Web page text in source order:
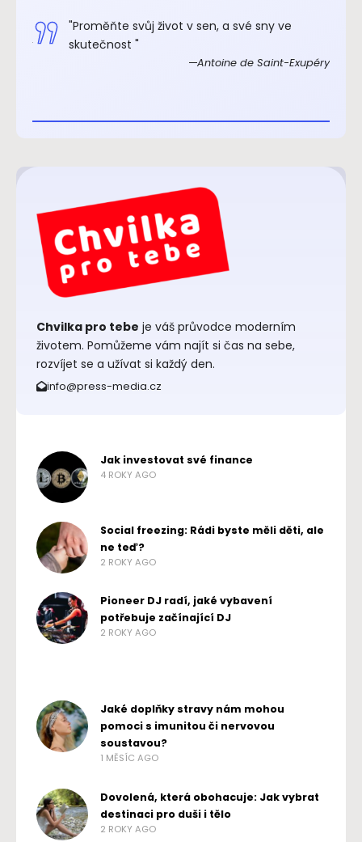
"Proměňte svůj život v sen, a své sny ve
skutečnost "
Antoine de Saint-Exupéry
Chvilka pro tebe je váš průvodce moderním
životem. Pomůžeme vám najít si čas na sebe,
rozvíjet se a užívat si každý den.
info@press-media.cz
Jak investovat své finance
4 ROKY AGO
Social freezing: Rádi byste měli děti, ale
ne teď?
2 ROKY AGO
Pioneer DJ radí, jaké vybavení
potřebuje začínající DJ
2 ROKY AGO
Jaké doplňky stravy nám mohou
pomoci s imunitou či nervovou
soustavou?
1 MĚSÍC AGO
Dovolená, která obohacuje: Jak vybrat
destinaci pro duši i tělo
2 ROKY AGO